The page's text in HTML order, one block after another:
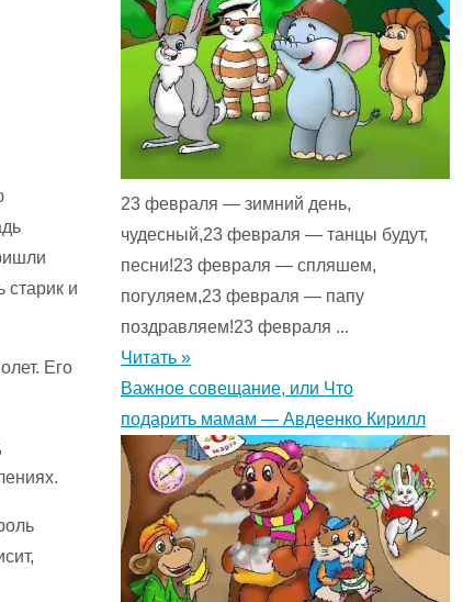
и
Его
23 февраля — зимний день,
чудесный,23 февраля — танцы будут,
песни!23 февраля — спляшем,
погуляем,23 февраля — папу
поздравляем!23 февраля ...
Читать »
Важное совещание, или Что
подарить мамам — Авдеенко Кирилл